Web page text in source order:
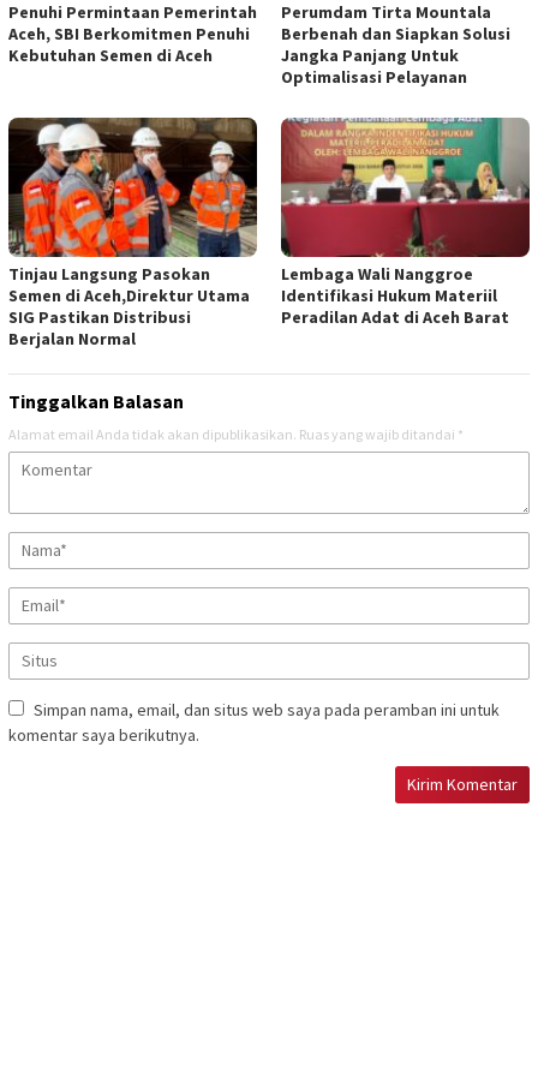
Penuhi Permintaan Pemerintah
Aceh, SBI Berkomitmen Penuhi
Kebutuhan Semen di Aceh
Perumdam Tirta Mountala
Berbenah dan Siapkan Solusi
Jangka Panjang Untuk
Optimalisasi Pelayanan
Tinjau Langsung Pasokan
Semen di Aceh,Direktur Utama
SIG Pastikan Distribusi
Berjalan Normal
Lembaga Wali Nanggroe
Identifikasi Hukum Materiil
Peradilan Adat di Aceh Barat
Tinggalkan Balasan
Alamat email Anda tidak akan dipublikasikan. Ruas yang wajib ditandai *
Simpan nama, email, dan situs web saya pada peramban ini untuk
komentar saya berikutnya.